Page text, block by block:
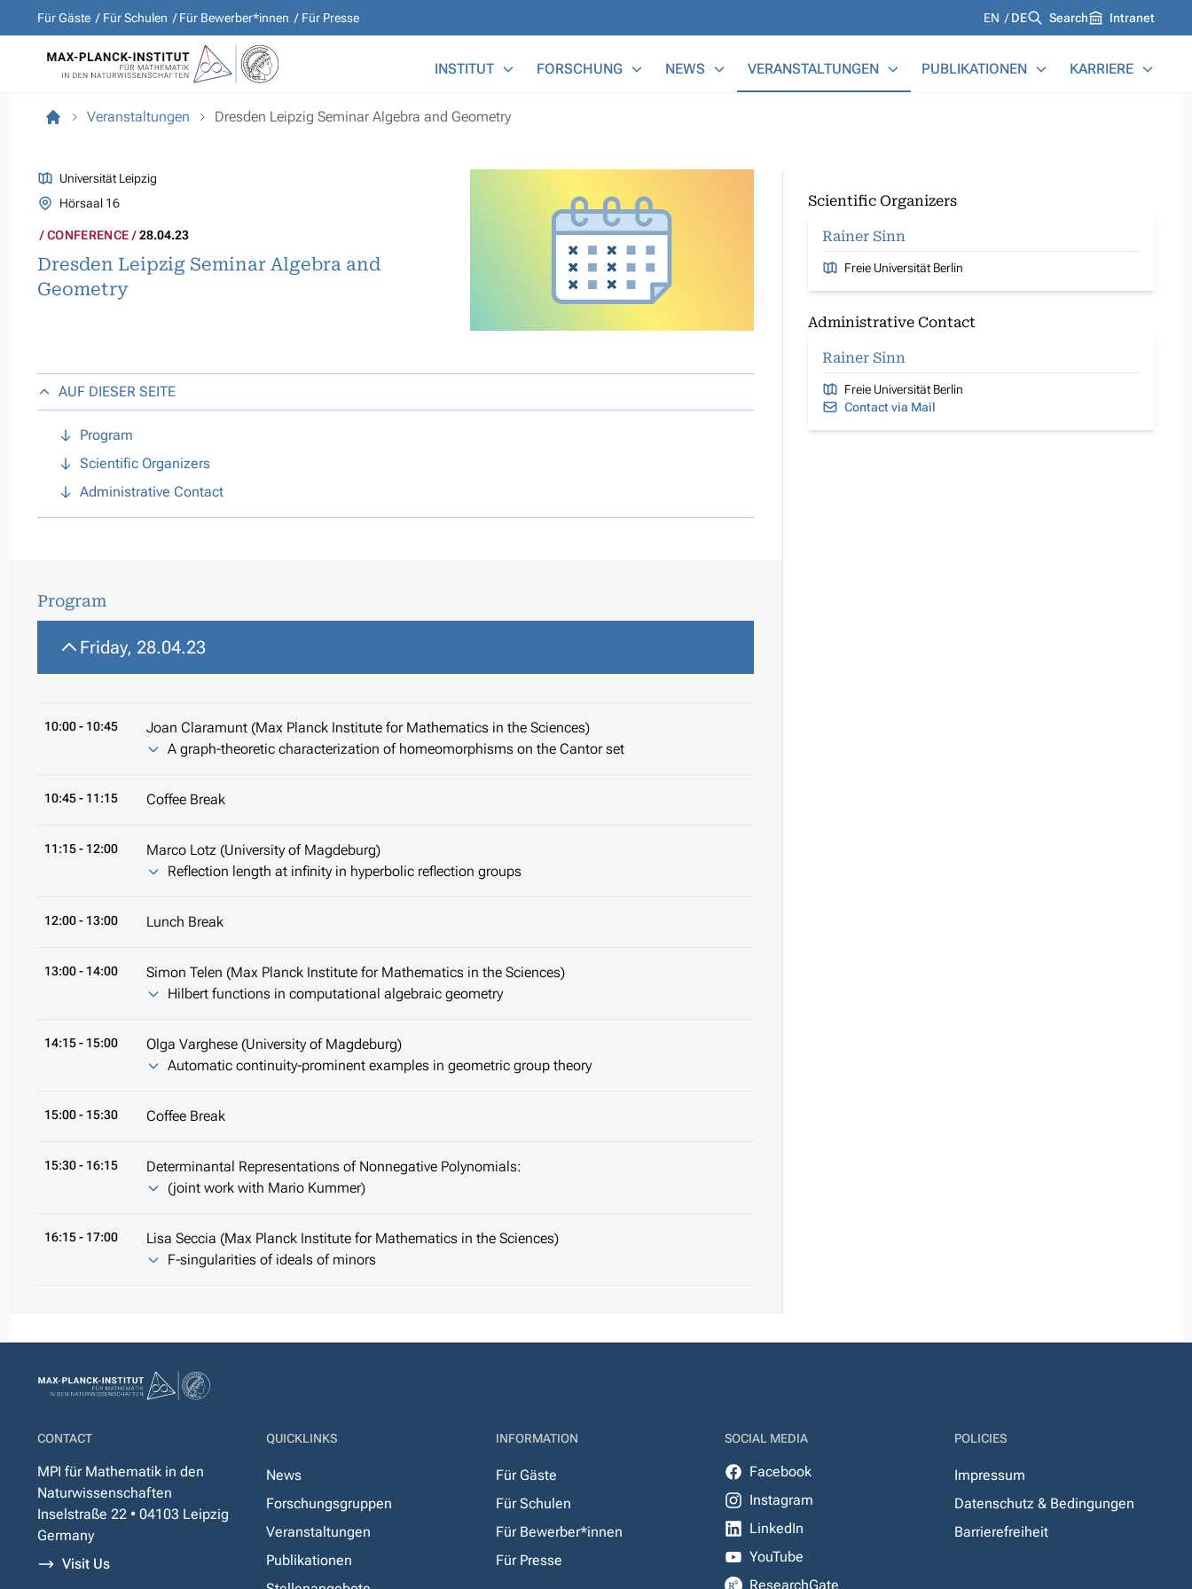
Für Gäste Für Schulen Für Bewerber*innen Für Presse Languages
EN DE Search Intranet
INSTITUT FORSCHUNG NEWS VERANSTALTUNGEN PUBLIKATIONEN KARRIERE
Veranstaltungen Dresden Leipzig Seminar Algebra and Geometry
Universität Leipzig
Hörsaal 16
CONFERENCE 28.04.23
Dresden Leipzig Seminar Algebra and
Geometry
AUF DIESER SEITE
Program
Scientific Organizers
Administrative Contact
Program
Friday, 28.04.23
10:00- 10:45
Joan Claramunt (Max Planck Institute for Mathematics in the Sciences)
A graph-theoretic characterization of homeomorphisms on the Cantor set
10:45- 11:15 Coffee Break
11:15- 12:00
Marco Lotz (University of Magdeburg)
Reflection length at infinity in hyperbolic reflection groups
12:00- 13:00 Lunch Break
13:00- 14:00
Simon Telen (Max Planck Institute for Mathematics in the Sciences)
Hilbert functions in computational algebraic geometry
14:15- 15:00
Olga Varghese (University of Magdeburg)
Automatic continuity-prominent examples in geometric group theory
15:00- 15:30 Coffee Break
15:30- 16:15
Determinantal Representations of Nonnegative Polynomials:
(joint work with Mario Kummer)
16:15- 17:00
Lisa Seccia (Max Planck Institute for Mathematics in the Sciences)
F-singularities of ideals of minors
Scientific Organizers
Rainer Sinn
Freie Universität Berlin
Administrative Contact
Rainer Sinn
Freie Universität Berlin
Contact via Mail
CONTACT
MPI für Mathematik in den
Naturwissenschaften
Inselstraße 22 • 04103 Leipzig
Germany
Visit Us
QUICKLINKS
News
Forschungsgruppen
Veranstaltungen
Publikationen
INFORMATION
Für Gäste
Für Schulen
Für Bewerber*innen
Für Presse
SOCIAL MEDIA
Facebook
Instagram
LinkedIn
YouTube
ResearchGate
POLICIES
Impressum
Datenschutz & Bedingungen
Barrierefreiheit